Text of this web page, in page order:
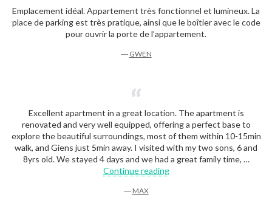
Emplacement idéal. Appartement très fonctionnel et lumineux. La
place de parking est très pratique, ainsi que le boîtier avec le code
pour ouvrir la porte de l’appartement.
― GWEN
Excellent apartment in a great location. The apartment is
renovated and very well equipped, offering a perfect base to
explore the beautiful surroundings, most of them within 10-15min
walk, and Giens just 5min away. I visited with my two sons, 6 and
8yrs old. We stayed 4 days and we had a great family time, …
Continue reading“Max”
― MAX